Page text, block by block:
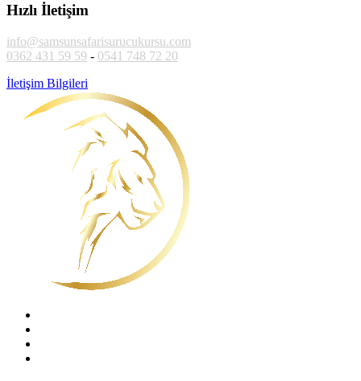
Hızlı İletişim
info@samsunsafarisurucukursu.com
0362 431 59 59 - 0541 748 72 20
İletişim Bilgileri